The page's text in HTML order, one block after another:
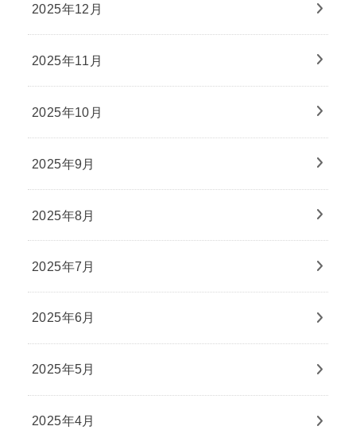
2025年12月
2025年11月
2025年10月
2025年9月
2025年8月
2025年7月
2025年6月
2025年5月
2025年4月